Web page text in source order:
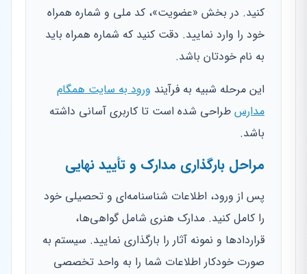
کنید. در بخش «عضویت»، کد ملی و شماره همراه
خود را وارد نمایید. دقت کنید که شماره همراه باید
به نام خودتان باشد.
این مرحله شبیه به فرآیند ورود به سایت همگام
مدارس طراحی شده است تا کاربری آسانی داشته
باشد.
مراحل بارگذاری مدارک و تأیید نهایی
پس از ورود، اطلاعات شناسنامه‌ای و تحصیلی خود
را کامل کنید. مدارک هنری شامل گواهی‌ها،
قراردادها و نمونه آثار را بارگذاری نمایید. سیستم به
صورت خودکار اطلاعات شما را به واحد تخصصی